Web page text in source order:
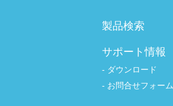
製品検索
サポート情報
ダウンロード
お問合せフォーム